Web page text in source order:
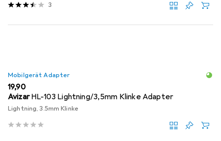
3
Mobilgerät Adapter
EUR
19,90
Avizar HL-103 Lightning/3,5mm Klinke Adapter
Lightning, 3.5mm Klinke